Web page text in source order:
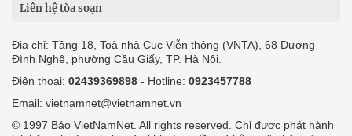
Liên hệ tòa soạn
Địa chỉ: Tầng 18, Toà nhà Cục Viễn thông (VNTA), 68 Dương
Đình Nghệ, phường Cầu Giấy, TP. Hà Nội.
Điện thoại: 02439369898 - Hotline: 0923457788
Email: vietnamnet@vietnamnet.vn
© 1997 Báo VietNamNet. All rights reserved. Chỉ được phát hành